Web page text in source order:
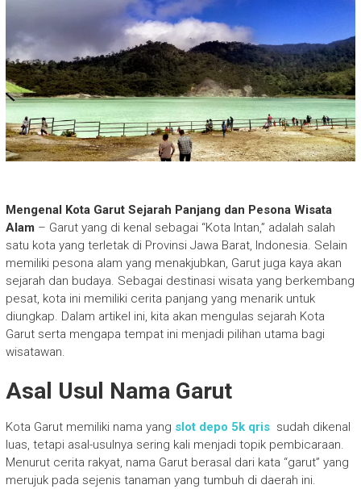
Mengenal Kota Garut Sejarah Panjang dan Pesona Wisata
Alam – Garut yang di kenal sebagai “Kota Intan,” adalah salah
satu kota yang terletak di Provinsi Jawa Barat, Indonesia. Selain
memiliki pesona alam yang menakjubkan, Garut juga kaya akan
sejarah dan budaya. Sebagai destinasi wisata yang berkembang
pesat, kota ini memiliki cerita panjang yang menarik untuk
diungkap. Dalam artikel ini, kita akan mengulas sejarah Kota
Garut serta mengapa tempat ini menjadi pilihan utama bagi
wisatawan.
Asal Usul Nama Garut
Kota Garut memiliki nama yang slot depo 5k qrissudah dikenal
luas, tetapi asal-usulnya sering kali menjadi topik pembicaraan.
Menurut cerita rakyat, nama Garut berasal dari kata “garut” yang
merujuk pada sejenis tanaman yang tumbuh di daerah ini.